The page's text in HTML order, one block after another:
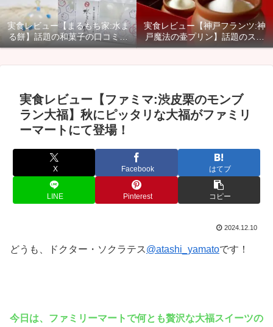
実食レビュー【まるもち家:水ま
る餅】話題の和菓子の口コミ・
カロリー・賞味期限などご紹
実食レビュー【神戸フランツ:神
戸魔法の壷プリン】話題のスイ
ーツのカロリー・口コミ・賞味
実食レビュー【ファミマ:渋皮栗のモンブ
ラン大福】秋にピッタリな大福がファミリ
ーマートにて登場！
X Facebook はてブ
LINE Pinterest コピー
2024.12.10
どうも、ドクター・ソクラテス@atashi_yamatoです！
今日は、ファミリーマートで何とも贅沢な大福スイーツの